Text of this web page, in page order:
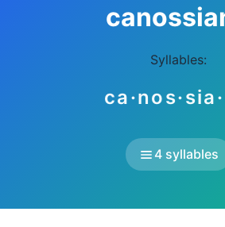
Syllables:
4 syllables